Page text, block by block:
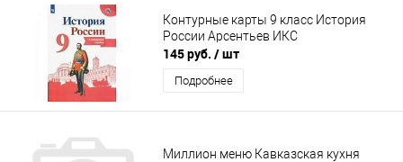
Контурные карты 9 класс История
России Арсентьев ИКС
145 руб. / шт
Подробнее
Миллион меню Кавказская кухня